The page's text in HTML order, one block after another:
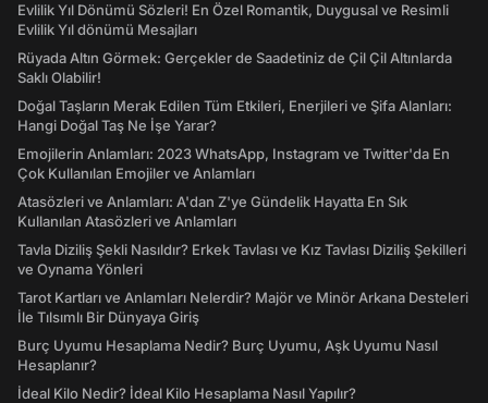
Evlilik Yıl Dönümü Sözleri! En Özel Romantik, Duygusal ve Resimli
Evlilik Yıl dönümü Mesajları
Rüyada Altın Görmek: Gerçekler de Saadetiniz de Çil Çil Altınlarda
Saklı Olabilir!
Doğal Taşların Merak Edilen Tüm Etkileri, Enerjileri ve Şifa Alanları:
Hangi Doğal Taş Ne İşe Yarar?
Emojilerin Anlamları: 2023 WhatsApp, Instagram ve Twitter'da En
Çok Kullanılan Emojiler ve Anlamları
Atasözleri ve Anlamları: A'dan Z'ye Gündelik Hayatta En Sık
Kullanılan Atasözleri ve Anlamları
Tavla Diziliş Şekli Nasıldır? Erkek Tavlası ve Kız Tavlası Diziliş Şekilleri
ve Oynama Yönleri
Tarot Kartları ve Anlamları Nelerdir? Majör ve Minör Arkana Desteleri
İle Tılsımlı Bir Dünyaya Giriş
Burç Uyumu Hesaplama Nedir? Burç Uyumu, Aşk Uyumu Nasıl
Hesaplanır?
İdeal Kilo Nedir? İdeal Kilo Hesaplama Nasıl Yapılır?